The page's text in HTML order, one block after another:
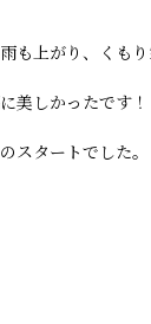
も上がり、くもり
美しかったです！
スタートでした。